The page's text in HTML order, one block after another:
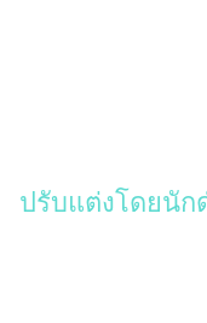
ปรับแต่งโดยนัก